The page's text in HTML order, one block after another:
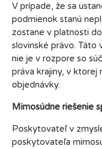
V prípade, že sa
podmienok stanú
zostane v platnosti
slovinské právo. Táto
nie je v rozpore so
práva krajiny, v ktorej
objednávky.
Mimosúdne riešenie
Poskytovateľ v
poskytovateľa